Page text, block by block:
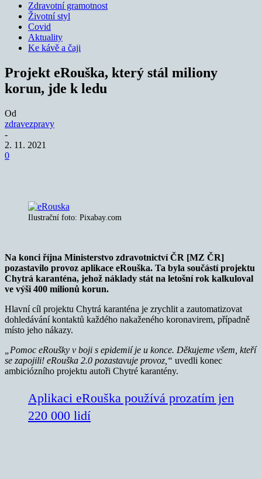
Zdravotní gramotnost
Životní styl
Covid
Aktuality
Ke kávě a čaji
Projekt eRouška, který stál miliony
korun, jde k ledu
Od
zdravezpravy
-
2. 11. 2021
0
Ilustrační foto: Pixabay.com
Na konci října Ministerstvo zdravotnictví ČR [MZ ČR]
pozastavilo provoz aplikace eRouška. Ta byla součástí projektu
Chytrá karanténa, jehož náklady stát na letošní rok kalkuloval
ve výši 400 milionů korun.
Hlavní cíl projektu Chytrá karanténa je zrychlit a zautomatizovat
dohledávání kontaktů každého nakaženého koronavirem, případně
místo jeho nákazy.
„Pomoc eRoušky v boji s epidemií je u konce. Děkujeme všem, kteří
se zapojili! eRouška 2.0 pozastavuje provoz,“ uvedli konec
ambiciózního projektu autoři Chytré karantény.
Aplikaci eRouška používá prozatím jen
220 000 lidí